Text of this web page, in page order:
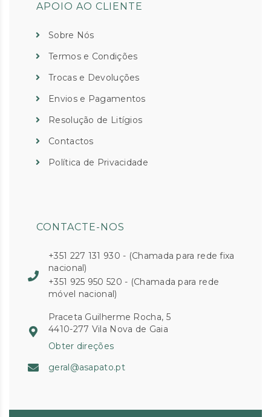
APOIO AO CLIENTE
Sobre Nós
Termos e Condições
Trocas e Devoluções
Envios e Pagamentos
Resolução de Litígios
Contactos
Política de Privacidade
CONTACTE-NOS
+351 227 131 930 - (Chamada para rede fixa
nacional)
+351 925 950 520 - (Chamada para rede
móvel nacional)
Praceta Guilherme Rocha, 5
4410-277 Vila Nova de Gaia
Obter direções
geral@asapato.pt